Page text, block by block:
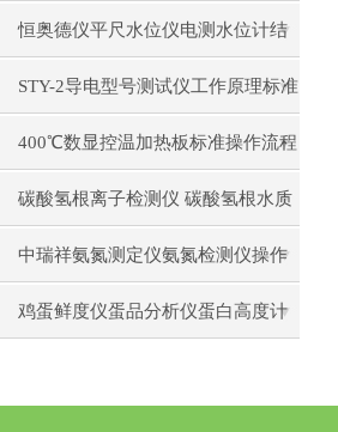
日常维护注意事项安装与接线步骤
恒奥德仪平尺水位仪电测水位计结
构原理操作使用
STY-2导电型号测试仪工作原理标准
操作流程
400℃数显控温加热板标准操作流程
碳酸氢根离子检测仪 碳酸氢根水质
测定仪操作使用
中瑞祥氨氮测定仪氨氮检测仪操作
前准备使用注意事项
鸡蛋鲜度仪蛋品分析仪蛋白高度计